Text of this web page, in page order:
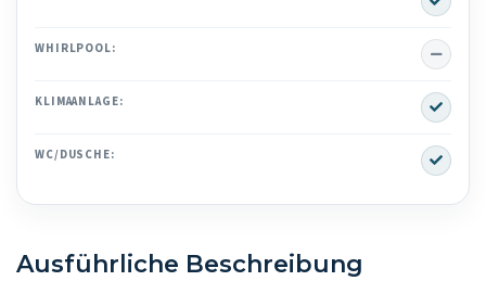
WHIRLPOOL: No
KLIMAANLAGE: Yes
WC/DUSCHE: Yes
Ausführliche Beschreibung